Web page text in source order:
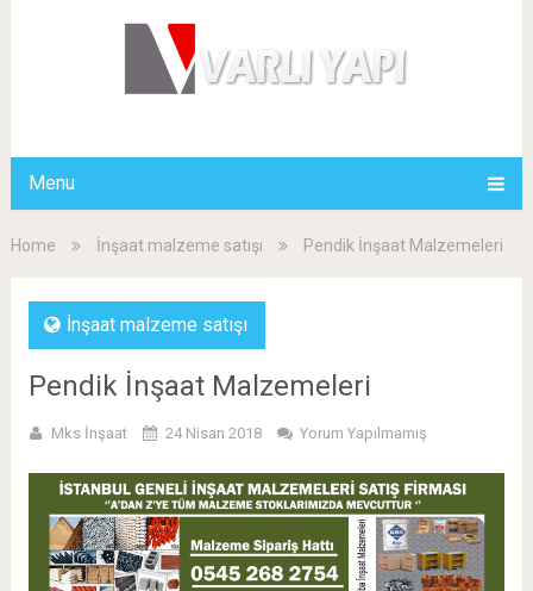
Menu
Home İnşaat malzeme satışı Pendik İnşaat Malzemeleri
İnşaat malzeme satışı
Pendik İnşaat Malzemeleri
Mks İnşaat 24 Nisan 2018 Yorum Yapılmamış